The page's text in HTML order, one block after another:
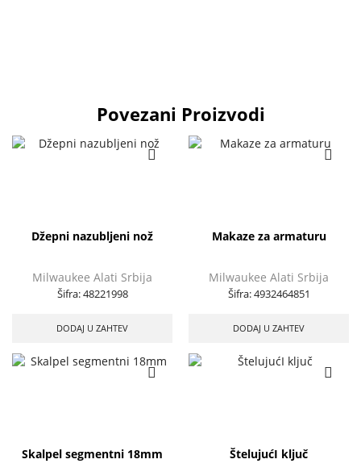
Povezani Proizvodi
Džepni nazubljeni nož
Milwaukee Alati Srbija
Šifra:48221998
DODAJ U ZAHTEV
Makaze za armaturu
Milwaukee Alati Srbija
Šifra:4932464851
DODAJ U ZAHTEV
Skalpel segmentni 18mm ŠtelujućI ključ